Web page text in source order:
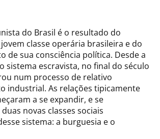
do Brasil é o resultado do
classe operária brasileira e do
de sua consciência política. Desde a
sistema escravista, no final do século
num processo de relativo
industrial. As relações tipicamente
a se expandir, e se
novas classes sociais
sistema: a burguesia e o